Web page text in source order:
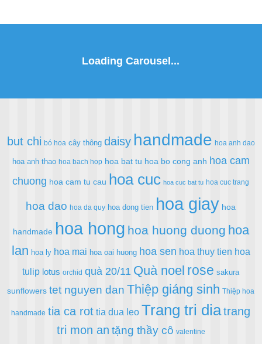
but chi bó hoa cây thông daisy handmade hoa anh dao
hoa anh thao hoa bach hop hoa bat tu hoa bo cong anh hoa cam
chuong hoa cam tu cau hoa cuc hoa cuc bat tu hoa cuc trang
hoa dao hoa da quy hoa dong tien hoa giay hoa
handmade hoa hong hoa huong duong hoa
lan hoa ly hoa mai hoa oai huong hoa sen hoa thuy tien hoa
tulip lotus orchid quà 20/11 Quà noel rose sakura
sunflowers tet nguyen dan Thiệp giáng sinh Thiệp hoa
handmade tia ca rot tia dua leo Trang tri diatrang
tri mon an tặng thầy cô valentine